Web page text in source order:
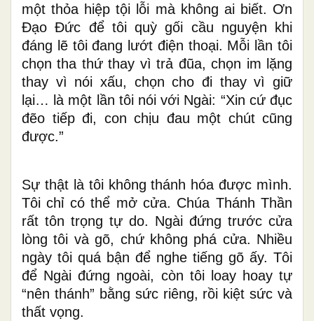
một thỏa hiệp tội lỗi mà không ai biết. Ơn
Đạo Đức để tôi quỳ gối cầu nguyện khi
đáng lẽ tôi đang lướt điện thoại. Mỗi lần tôi
chọn tha thứ thay vì trả đũa, chọn im lặng
thay vì nói xấu, chọn cho đi thay vì giữ
lại… là một lần tôi nói với Ngài: “Xin cứ đục
đẽo tiếp đi, con chịu đau một chút cũng
được.”
Sự thật là tôi không thánh hóa được mình.
Tôi chỉ có thể mở cửa. Chúa Thánh Thần
rất tôn trọng tự do. Ngài đứng trước cửa
lòng tôi và gõ, chứ không phá cửa. Nhiều
ngày tôi quá bận để nghe tiếng gõ ấy. Tôi
để Ngài đứng ngoài, còn tôi loay hoay tự
“nên thánh” bằng sức riêng, rồi kiệt sức và
thất vọng.